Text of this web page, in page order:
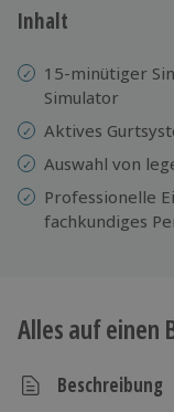
Jeder Gutschein
Inhalt
15-minütiger
Simulator
Aktives
Auswahl von
Professionelle
fachkundiges
Alles auf einen
Beschreibung